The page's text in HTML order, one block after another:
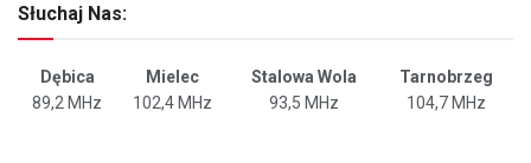
Słuchaj Nas:
Dębica Mielec Stalowa Wola
Tarnobrzeg
89,2 MHz
102,4 MHz 93,5 MHz 104,7 MHz